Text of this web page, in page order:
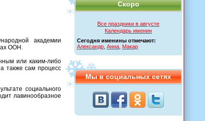
Скоро
Все праздники в августе
Календарь именин
Сегодня именины отмечают:
Александр Анна Макар
Мы в социальных сетях
академии
ООН.
или каким-либо
также сам процесс
социального
лавинообразное